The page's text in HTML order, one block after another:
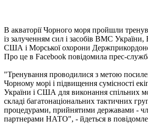
В акваторії Чорного моря пройшли
із залученням сил і засобів ВМС України,
США і Морської охорони
Про це в Facebook повідомила прес-
"Тренування проводилися з метою
Чорному морі і підвищення сумісності
України і США для виконання спільних
складі багатонаціональних тактичних
процедурами, прийнятими державами -
партнерами НАТО", - йдеться в